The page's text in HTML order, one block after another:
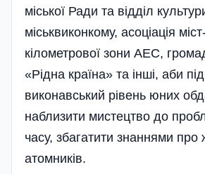
міської Ради та відділ
міськвиконкому, асоціація
кілометрової зо­ни АЕС,
«Рідна країна» та інші, аби
виконавський рівень юних
наблизити мистецтво до
часу, збагатити знаннями про
атомників.